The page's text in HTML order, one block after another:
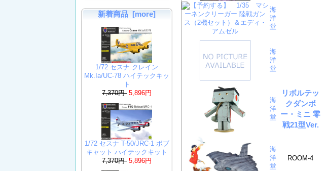
新着商品 [more]
1/72 セスナ クレイン
Mk.Ia/UC-78 ハイテックキッ
ト
7,370円 5,896円
1/72 セスナ T-50/JRC-1 ボブ
キャット ハイテックキット
7,370円 5,896円
海
洋
堂
海
洋
堂
海
洋
堂
リボルテッ
クダンボ
ー・ミニ 零
戦21型Ver.
海
洋
堂
ROOM-4